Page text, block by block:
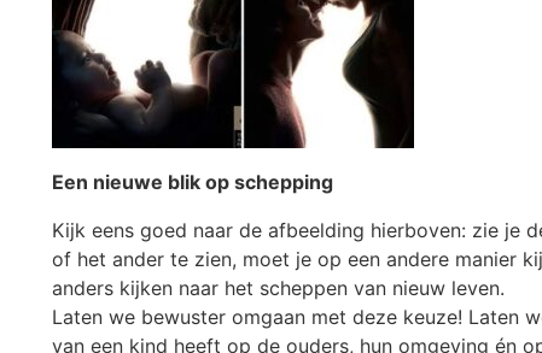
Een nieuwe blik op schepping
Kijk eens goed naar de afbeelding hierboven: zie je
of het ander te zien, moet je op een andere manier
anders kijken naar het scheppen van nieuw leven.
Laten we bewuster omgaan met deze keuze! Laten
van een kind heeft op de ouders, hun omgeving én